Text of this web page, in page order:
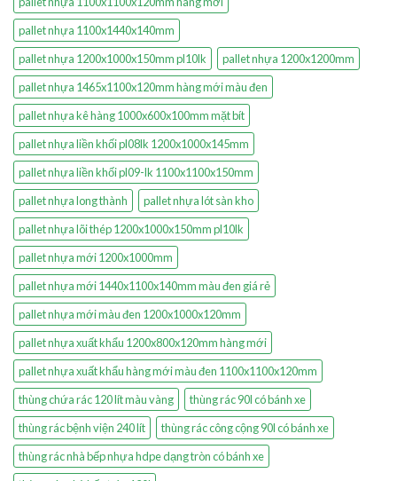
pallet nhựa 1100x1440x140mm
pallet nhựa 1200x1000x150mm pl10lk
pallet nhựa 1200x1200mm
pallet nhựa 1465x1100x120mm hàng mới màu đen
pallet nhựa kê hàng 1000x600x100mm mặt bít
pallet nhựa liền khối pl08lk 1200x1000x145mm
pallet nhựa liền khối pl09-lk 1100x1100x150mm
pallet nhựa long thành
pallet nhựa lót sàn kho
pallet nhựa lõi thép 1200x1000x150mm pl10lk
pallet nhựa mới 1200x1000mm
pallet nhựa mới 1440x1100x140mm màu đen giá rẻ
pallet nhựa mới màu đen 1200x1000x120mm
pallet nhựa xuất khẩu 1200x800x120mm hàng mới
pallet nhựa xuất khẩu hàng mới màu đen 1100x1100x120mm
thùng chứa rác 120 lít màu vàng
thùng rác 90l có bánh xe
thùng rác bệnh viện 240 lít
thùng rác công cộng 90l có bánh xe
thùng rác nhà bếp nhựa hdpe dạng tròn có bánh xe